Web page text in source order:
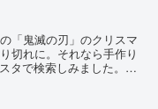
「鬼滅の刃」のクリスマ
切れに。それなら手作り
タで検索しみました。ク